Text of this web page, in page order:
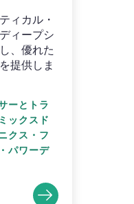
ィカル・
ィープシ
、優れた
提供しま
ーとトラ
ックスド
クス・フ
パワーデ